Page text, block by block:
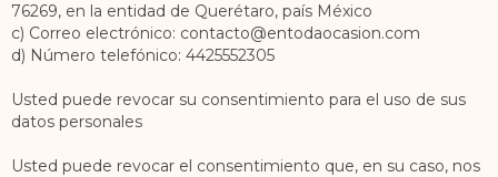
76269, en la entidad de Querétaro, país México
c) Correo electrónico: contacto@entodaocasion.com
d) Número telefónico: 4425552305
Usted puede revocar su consentimiento para el uso de sus
datos personales
Usted puede revocar el consentimiento que, en su caso, nos